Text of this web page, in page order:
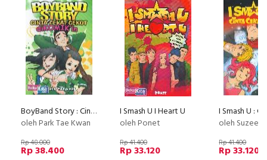
BoyBand Story : Cinta Cekat Cekot Dikomikan
oleh Park Tae Kwan
Rp 48.000
Rp 38.400
I Smash U I Heart U
oleh Ponet
Rp 41.400
Rp 33.120
oleh Suzee
Rp 41.400
Rp 33.120